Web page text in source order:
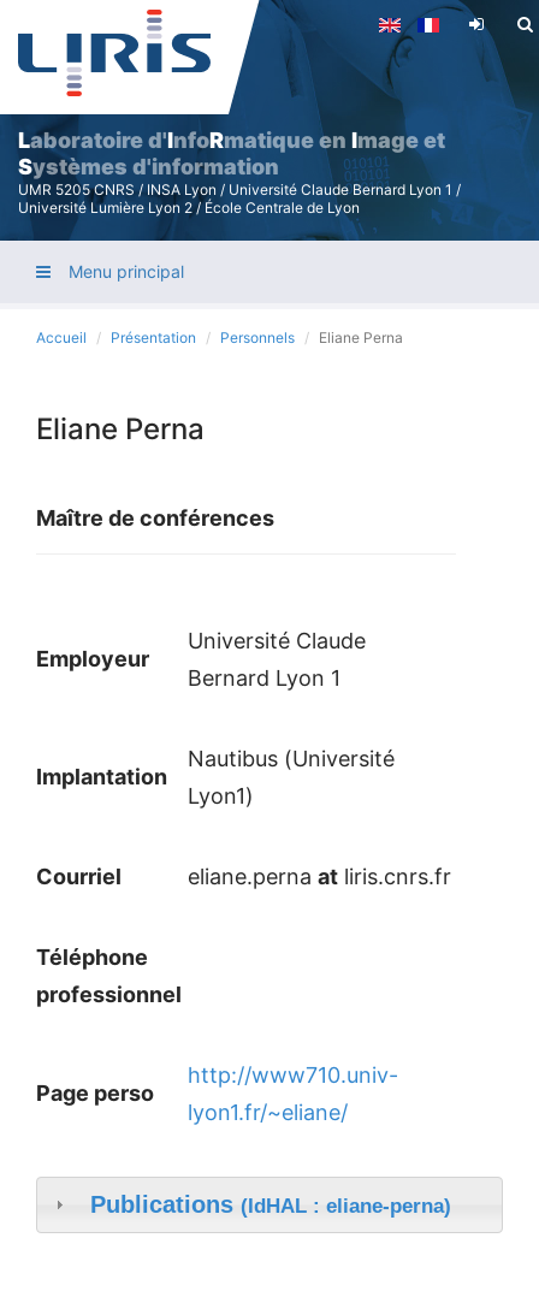
Aller
au
contenu
principal
Laboratoire d'InfoRmatique en Image et
Systèmes d'information
UMR 5205 CNRS / INSA Lyon / Université Claude Bernard Lyon 1 /
Université Lumière Lyon 2 / École Centrale de Lyon
Menu principal
Accueil Présentation Personnels Eliane Perna
Eliane Perna
Maître de conférences
Employeur
Université Claude
Bernard Lyon 1
Implantation
Nautibus (Université
Lyon1)
Courriel eliane.perna at liris.cnrs.fr
Téléphone
professionnel
Page perso
http://www710.univ-
lyon1.fr/~eliane/
Publications (IdHAL : eliane-perna)